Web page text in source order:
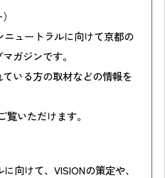
ュートラルに向けて京都の
ガジンです。
いる方の取材などの情報を
いただけます。
向けて、VISIONの策定や、